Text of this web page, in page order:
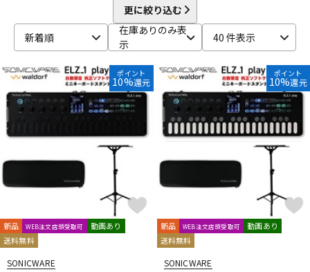
ベース ウクレレ
ドラム パーカッション
キーボード
更に絞り込む
新着順
在庫ありのみ表
示
40 件表示
ポイント
10%還元
新品 WEB注文店頭受取可
動画あり
送料無料
SONICWARE
ポイント
10%還元
新品 WEB注文店頭受取可
動画あり
送料無料
SONICWARE